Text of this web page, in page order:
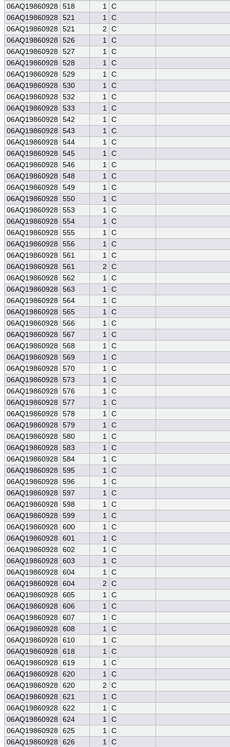
06AQ19860928 518 1 C
06AQ19860928
521 1 C
06AQ19860928 521 2
C
06AQ19860928
526 1 C
06AQ19860928 527 1 C
06AQ19860928
528 1 C
06AQ19860928 529 1 C
06AQ19860928
530 1 C
06AQ19860928 532 1 C
06AQ19860928
533 1 C
06AQ19860928 542 1 C
06AQ19860928
543 1 C
06AQ19860928 544 1 C
06AQ19860928
545 1 C
06AQ19860928 546 1 C
06AQ19860928
548 1 C
06AQ19860928 549 1 C
06AQ19860928
550 1 C
06AQ19860928 553 1 C
06AQ19860928
554 1 C
06AQ19860928 555 1 C
06AQ19860928
556 1 C
06AQ19860928 561 1 C
06AQ19860928
561 2
C
06AQ19860928 562 1 C
06AQ19860928
563 1 C
06AQ19860928 564 1 C
06AQ19860928
565 1 C
06AQ19860928 566 1 C
06AQ19860928
567 1 C
06AQ19860928 568 1 C
06AQ19860928
569 1 C
06AQ19860928 570 1 C
06AQ19860928
573 1 C
06AQ19860928 576 1 C
06AQ19860928
577 1 C
06AQ19860928 578 1 C
06AQ19860928
579 1 C
06AQ19860928 580 1 C
06AQ19860928
583 1 C
06AQ19860928 584 1 C
06AQ19860928
595 1 C
06AQ19860928 596 1 C
06AQ19860928
597 1 C
06AQ19860928 598 1 C
06AQ19860928
599 1 C
06AQ19860928 600 1 C
06AQ19860928
601 1 C
06AQ19860928 602 1 C
06AQ19860928
603 1 C
06AQ19860928 604 1 C
06AQ19860928
604 2
C
06AQ19860928 605 1 C
06AQ19860928
606 1 C
06AQ19860928 607 1 C
06AQ19860928
608 1 C
06AQ19860928 610 1 C
06AQ19860928
618 1 C
06AQ19860928 619 1 C
06AQ19860928
620 1 C
06AQ19860928 620 2
C
06AQ19860928
621 1 C
06AQ19860928 622 1 C
06AQ19860928
624 1 C
06AQ19860928 625 1 C
06AQ19860928
626 1 C